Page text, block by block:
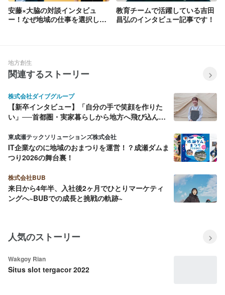
安藤×大脇の対談インタビュ
ー！なぜ地域の仕事を選択した
教育チームで活躍している吉田
昌弘のインタビュー記事です！
地方創生
関連するストーリー
株式会社ダイブグループ
【新卒インタビュー】「自分の手で笑顔を作りた
い」──首都圏・実家暮らしから地方へ飛び込んだ
東成瀬テックソリューションズ株式会社
IT企業なのに地域のおまつりを運営！？成瀬ダムま
つり2026の舞台裏！
株式会社BUB
来日から4年半、入社後2ヶ月でひとりマーケティ
ングへ~BUBでの成長と挑戦の軌跡~
人気のストーリー
Wakgoy Rian
Situs slot tergacor 2022